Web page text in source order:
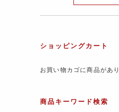
ショッピングカート
お買い物カゴに商品があ
商品キーワード検索